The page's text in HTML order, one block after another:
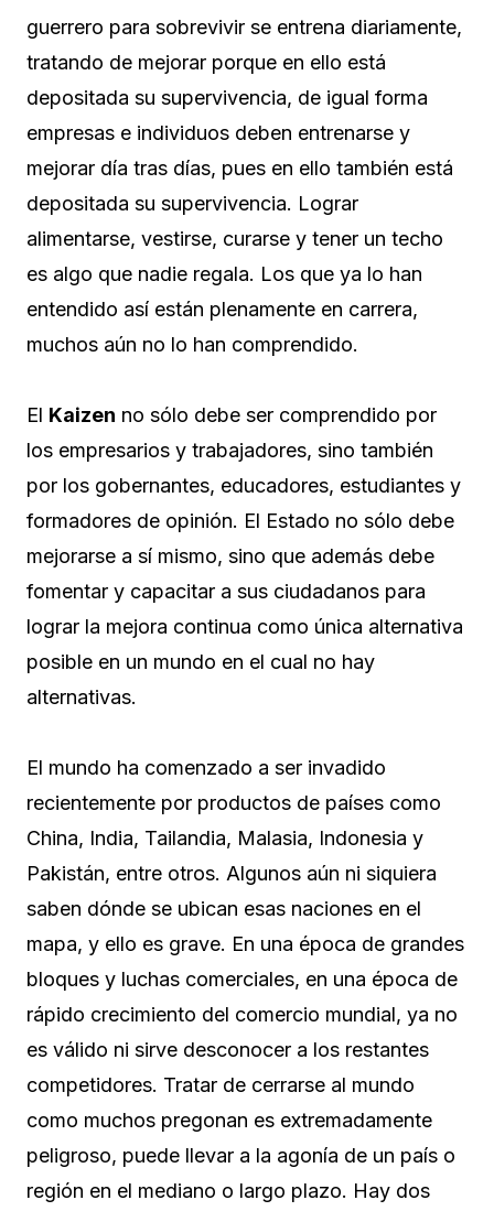
guerrero para sobrevivir se entrena diariamente,
tratando de mejorar porque en ello está
depositada su supervivencia, de igual forma
empresas e individuos deben entrenarse y
mejorar día tras días, pues en ello también está
depositada su supervivencia. Lograr
alimentarse, vestirse, curarse y tener un techo
es algo que nadie regala. Los que ya lo han
entendido así están plenamente en carrera,
muchos aún no lo han comprendido.
El Kaizen no sólo debe ser comprendido por
los empresarios y trabajadores, sino también
por los gobernantes, educadores, estudiantes y
formadores de opinión. El Estado no sólo debe
mejorarse a sí mismo, sino que además debe
fomentar y capacitar a sus ciudadanos para
lograr la mejora continua como única alternativa
posible en un mundo en el cual no hay
alternativas.
El mundo ha comenzado a ser invadido
recientemente por productos de países como
China, India, Tailandia, Malasia, Indonesia y
Pakistán, entre otros. Algunos aún ni siquiera
saben dónde se ubican esas naciones en el
mapa, y ello es grave. En una época de grandes
bloques y luchas comerciales, en una época de
rápido crecimiento del comercio mundial, ya no
es válido ni sirve desconocer a los restantes
competidores. Tratar de cerrarse al mundo
como muchos pregonan es extremadamente
peligroso, puede llevar a la agonía de un país o
región en el mediano o largo plazo. Hay dos